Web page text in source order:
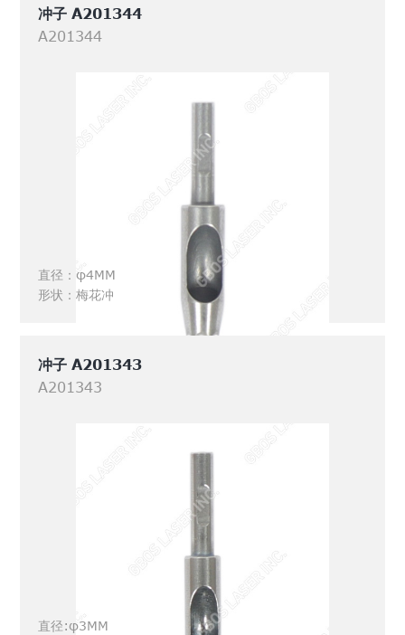
冲子 A201344
A201344
直径：φ4MM
形状：梅花冲
冲子 A201343
A201343
直径:φ3MM